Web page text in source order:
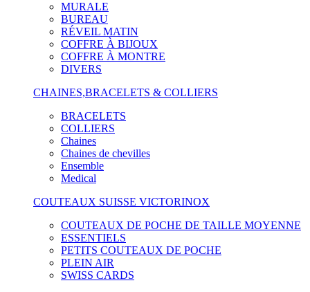
MURALE
BUREAU
RÉVEIL MATIN
COFFRE À BIJOUX
COFFRE À MONTRE
DIVERS
CHAINES,BRACELETS & COLLIERS
BRACELETS
COLLIERS
Chaines
Chaines de chevilles
Ensemble
Medical
COUTEAUX SUISSE VICTORINOX
COUTEAUX DE POCHE DE TAILLE MOYENNE
ESSENTIELS
PETITS COUTEAUX DE POCHE
PLEIN AIR
SWISS CARDS